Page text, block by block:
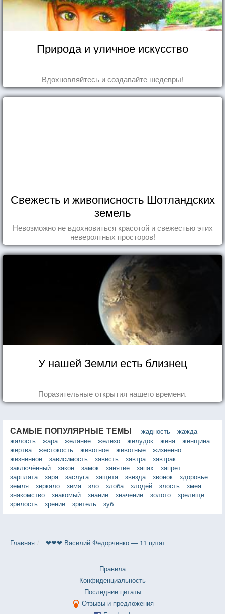
Природа и уличное искусство
Вдохновляйтесь и создавайте шедевры!
Свежесть и живописность Шотландских
земель
Невозможно не вдохновиться красотой и свежестью этих
невероятных просторов!
У нашей Земли есть близнец
Поразительные открытия нашего времени.
САМЫЕ ПОПУЛЯРНЫЕ ТЕМЫ жадность
жажда
жалость
жара желание железо желудок жена
женщина
жертва
жестокость животное животные
жизненно
жизненное
зависимость зависть завтра
завтрак
заключённый
закон замок занятие запах
запрет
зарплата
заря заслуга защита звезда звонок
здоровье
земля
зеркало зима зло злоба злодей злость
змея
знакомство
знакомый знание значение золото
зрелище
зрелость
зрение зритель зуб
Главная ❤❤❤ Василий Федорченко — 11 цитат
Правила
Конфиденциальность
Последние цитаты
Отзывы и предложения